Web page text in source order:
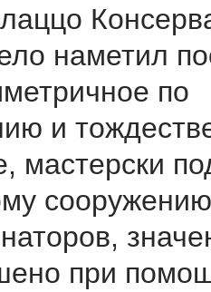
наметил
по
и
мастерски
при